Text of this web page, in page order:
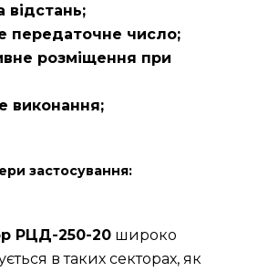
відстань;
передаточне число;
розміщення при
виконання;
застосування:
РЦД-250-20широко
в таких секторах, як